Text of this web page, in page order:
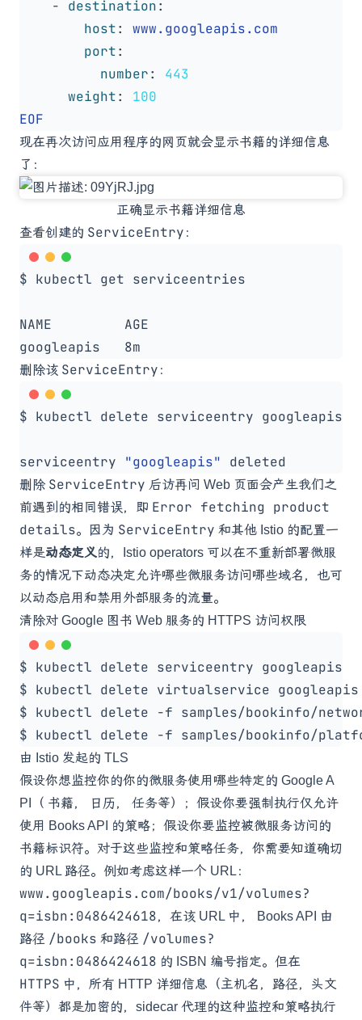
- destination:
host:
www.googleapis.com
port:
number:
443
weight:
100
EOF
现在再次访问应用程序的网页就会显示书籍的详细信息
了：
正确显示书籍详细信息
查看创建的 ServiceEntry ：
删除该 ServiceEntry ：
serviceentry "googleapis"
删除 ServiceEntry 后访再问 Web 页面会产生我们之
前遇到的相同错误，即 Error fetching product
details。因为 ServiceEntry 和其他 Istio 的配置一
样是动态定义的，Istio operators 可以在不重新部署微服
务的情况下动态决定允许哪些微服务访问哪些域名，也可
以动态启用和禁用外部服务的流量。
清除对 Google 图书 Web 服务的 HTTPS 访问权限
由 Istio 发起的 TLS
假设你想监控你的你的微服务使用哪些特定的 Google A
PI
（ 书籍， 日历 ， 任务等）；假设你要强制执行仅允许
使用 Books API
的策略；假设你要监控被微服务访问的
书籍标识符。对于这些监控和策略任务，你需要知道确切
的 URL 路径。例如考虑这样一个 URL：
www.googleapis.com/books/v1/volumes?
q=isbn:0486424618，在该 URL 中， Books API
由
路径 /books 和路径 /volumes?
q=isbn:0486424618 的 ISBN 编号指定。但在
HTTPS 中，所有 HTTP 详细信息（主机名，路径，头文
件等）都是加密的，sidecar 代理的这种监控和策略执行